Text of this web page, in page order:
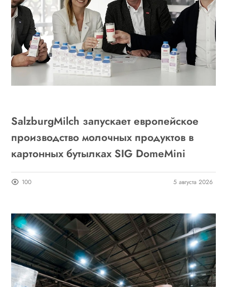
SalzburgMilch запускает европейское
производство молочных продуктов в
картонных бутылках SIG DomeMini
100 5 августа 2026